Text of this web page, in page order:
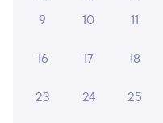
Плацкарт Купе
9 10 11
16 17 18
23 24 25